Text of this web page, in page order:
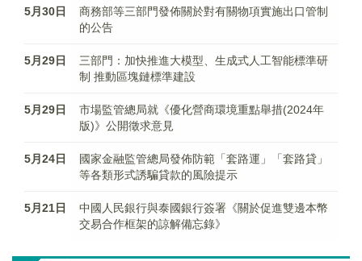
5月30日
商務部等三部門發佈關於對有關物項實施出口管制
的公告
5月29日
三部門：加快推進大模型、生成式人工智能標準研
制 推動區塊鏈標準建設
5月29日
市場監管總局就《優化營商環境重點舉措(2024年
版)》公開徵求意見
5月24日
國家金融監管總局發佈防範「套路運」「套路貸」
等各類形式誘騙貸款的風險提示
5月21日
中國人民銀行與泰國銀行簽署《關於促進雙邊本幣
交易合作框架的諒解備忘錄》